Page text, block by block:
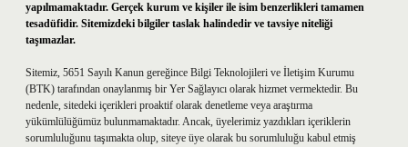
yapılmamaktadır. Gerçek kurum ve kişiler ile isim benzerlikleri tamamen
tesadüfidir. Sitemizdeki bilgiler taslak halindedir ve tavsiye niteliği
taşımazlar.
Sitemiz, 5651 Sayılı Kanun gereğince Bilgi Teknolojileri ve İletişim Kurumu
(BTK) tarafından onaylanmış bir Yer Sağlayıcı olarak hizmet vermektedir. Bu
nedenle, sitedeki içerikleri proaktif olarak denetleme veya araştırma
yükümlülüğümüz bulunmamaktadır. Ancak, üyelerimiz yazdıkları içeriklerin
sorumluluğunu taşımakta olup, siteye üye olarak bu sorumluluğu kabul etmiş